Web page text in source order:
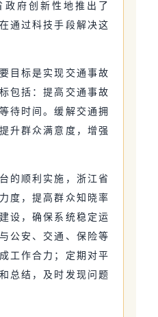
政府创新性地推出了
通过科技手段解决这
目标是实现交通事故
包括：提高交通事故
待时间。缓解交通拥
升群众满意度，增强
的顺利实施，浙江省
度，提高群众知晓率
设，确保系统稳定运
公安、交通、保险等
工作合力；定期对平
总结，及时发现问题